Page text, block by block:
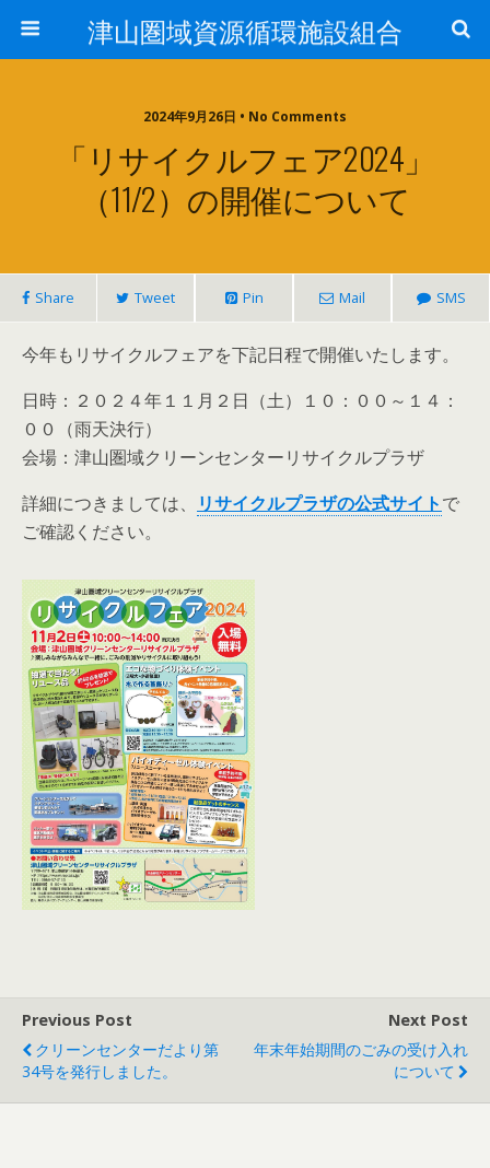
津山圏域資源循環施設組合
2024年9月26日 • No Comments
「リサイクルフェア2024」
（11/2）の開催について
Share Tweet Pin Mail SMS
今年もリサイクルフェアを下記日程で開催いたします。
日時：２０２４年１１月２日（土）１０：００～１４：
００（雨天決行）
会場：津山圏域クリーンセンターリサイクルプラザ
詳細につきましては、
リサイクルプラザの公式サイトで
ご確認ください。
Previous Post
クリーンセンターだより第
34号を発行しました。
Next Post
年末年始期間のごみの受け入れ
について